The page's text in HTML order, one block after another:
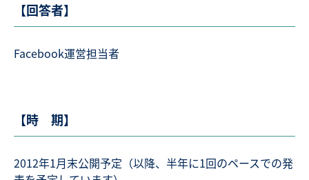
【回答者】
Facebook運営担当者
【時 期】
2012年1月末公開予定（以降、半年に1回のペースでの発